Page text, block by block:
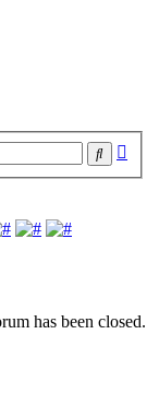
Поиск
has been closed.